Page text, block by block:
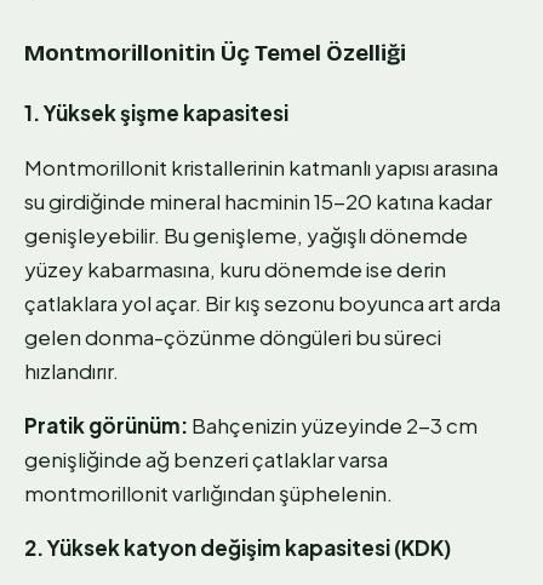
Montmorillonitin Üç Temel Özelliği
1. Yüksek şişme kapasitesi
Montmorillonit kristallerinin katmanlı yapısı arasına
su girdiğinde mineral hacminin 15-20 katına kadar
genişleyebilir. Bu genişleme, yağışlı dönemde
yüzey kabarmasına, kuru dönemde ise derin
çatlaklara yol açar. Bir kış sezonu boyunca art arda
gelen donma-çözünme döngüleri bu süreci
hızlandırır.
Pratik görünüm: Bahçenizin yüzeyinde 2-3 cm
genişliğinde ağ benzeri çatlaklar varsa
montmorillonit varlığından şüphelenin.
2. Yüksek katyon değişim kapasitesi (KDK)